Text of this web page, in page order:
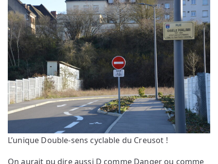
L’unique Double-sens cyclable du Creusot !
On aurait pu dire aussi D comme Danger ou comme